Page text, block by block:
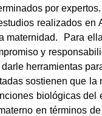
por
realizados
maternidad.
Para
y
herramientas
sostienen que
biológicas
en términos